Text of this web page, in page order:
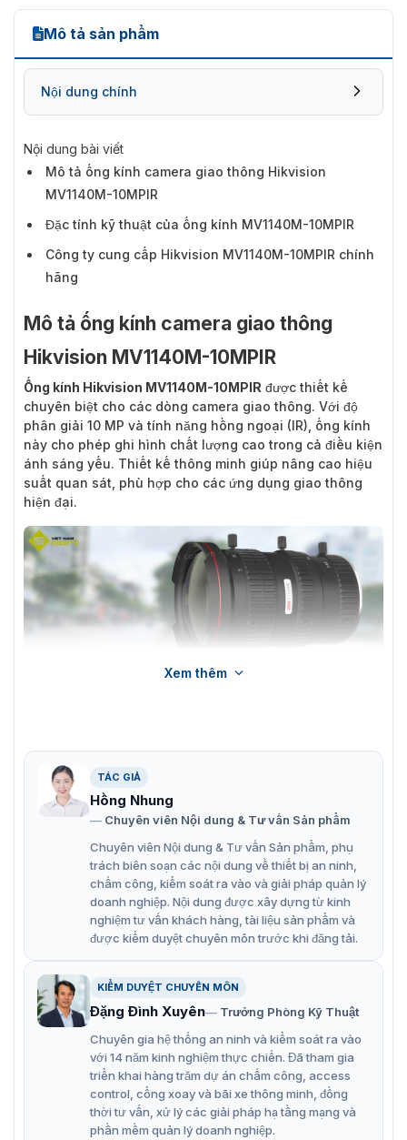
Mô tả sản phẩm
Nội dung chính
Nội dung bài viết
Mô tả ống kính camera giao thông Hikvision
MV1140M-10MPIR
Đặc tính kỹ thuật của ống kính MV1140M-10MPIR
Công ty cung cấp Hikvision MV1140M-10MPIR chính
hãng
Mô tả ống kính camera giao thông
Hikvision MV1140M-10MPIR
Ống kính Hikvision MV1140M-10MPIR được thiết kế
chuyên biệt cho các dòng camera giao thông. Với độ
phân giải 10 MP và tính năng hồng ngoại (IR), ống kính
này cho phép ghi hình chất lượng cao trong cả điều kiện
ánh sáng yếu. Thiết kế thông minh giúp nâng cao hiệu
suất quan sát, phù hợp cho các ứng dụng giao thông
hiện đại.
Ống kính camera giao thông Intellignet Hikvision MV1140M-
Đặc tính kỹ thuật của ống kính
MV1140M-10MPIR
Độ phân giải 10 MP.
Kích thước Φ73*110.15mm.
Khẩu độ điều chỉnh thủ công.
Gắn CS-Mount dễ dàng lắp đặt và tương thích với
nhiều loại camera.
Tính năng hồng ngoại (IR) cho phép ghi hình trong
điều kiện ánh sáng yếu.
Góc nhìn chéo lên tới 70°, cho phép quan sát một
Xem thêm
TÁC GIẢ
Hồng Nhung
Chuyên viên Nội dung & Tư vấn Sản phẩm
Chuyên viên Nội dung & Tư vấn Sản phẩm, phụ
trách biên soạn các nội dung về thiết bị an ninh,
chấm công, kiểm soát ra vào và giải pháp quản lý
doanh nghiệp. Nội dung được xây dựng từ kinh
nghiệm tư vấn khách hàng, tài liệu sản phẩm và
được kiểm duyệt chuyên môn trước khi đăng tải.
KIỂM DUYỆT CHUYÊN MÔN
Đặng Đình Xuyên
Trưởng Phòng Kỹ Thuật
Chuyên gia hệ thống an ninh và kiểm soát ra vào
với 14 năm kinh nghiệm thực chiến. Đã tham gia
triển khai hàng trăm dự án chấm công, access
control, cổng xoay và bãi xe thông minh, đồng
thời tư vấn, xử lý các giải pháp hạ tầng mạng và
phần mềm quản lý doanh nghiệp.